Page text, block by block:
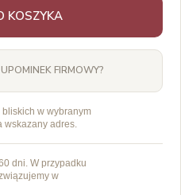
KOSZYKA
FIRMOWY?
w wybranym
wskazany adres.
dni. W przypadku
w